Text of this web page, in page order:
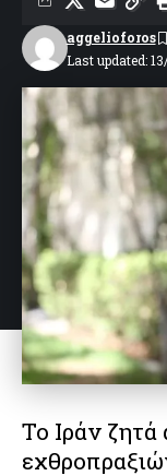
Last updated:
aggelioforos
Το Ιράν